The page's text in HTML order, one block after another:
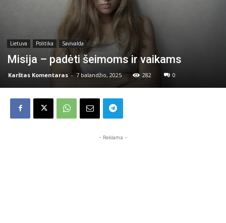
Lietuva Politika Savivalda
Misija – padėti šeimoms ir vaikams
Karštas Komentaras - 7 balandžio, 2025 282 0
- Reklama -